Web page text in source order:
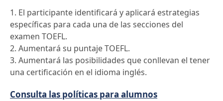
1. El participante identificará y aplicará estrategias
específicas para cada una de las secciones del
examen TOEFL.
2. Aumentará su puntaje TOEFL.
3. Aumentará las posibilidades que conllevan el tener
una certificación en el idioma inglés.
Consulta las políticas para alumnos